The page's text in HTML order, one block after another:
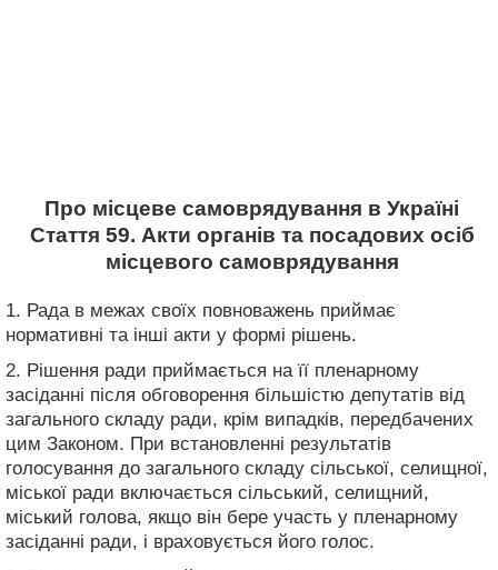
Про місцеве самоврядування в Україні
Стаття 59. Акти органів та посадових осіб
місцевого самоврядування
1. Рада в межах своїх повноважень приймає
нормативні та інші акти у формі рішень.
2. Рішення ради приймається на її пленарному
засіданні після обговорення більшістю депутатів від
загального складу ради, крім випадків, передбачених
цим Законом. При встановленні результатів
голосування до загального складу сільської, селищної,
міської ради включається сільський, селищний,
міський голова, якщо він бере участь у пленарному
засіданні ради, і враховується його голос.